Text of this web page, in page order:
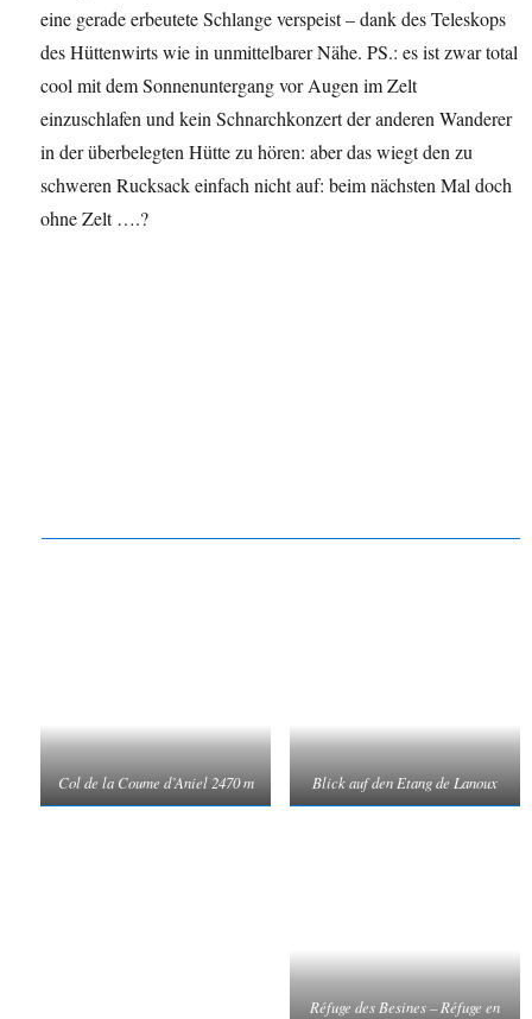
eine gerade erbeutete Schlange verspeist – dank des Teleskops
des Hüttenwirts wie in unmittelbarer Nähe. PS.: es ist zwar total
cool mit dem Sonnenuntergang vor Augen im Zelt
einzuschlafen und kein Schnarchkonzert der anderen Wanderer
in der überbelegten Hütte zu hören: aber das wiegt den zu
schweren Rucksack einfach nicht auf: beim nächsten Mal doch
ohne Zelt ….?
Col de la Coume d’Aniel 2470 m Blick auf den Etang de Lanoux
Réfuge des Besines – Réfuge en